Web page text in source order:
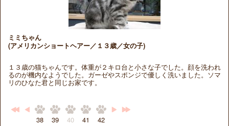
ミミちゃん
(アメリカンショートヘアー／１３歳／女の子)
１３歳の猫ちゃんです。体重が２キロ台と小さな子でした。顔を洗われ
るのが機内なようでした。ガーゼやスポンジで優しく洗いました。ソマ
リのひなた君と同じお家です。
38 39 40 41 42